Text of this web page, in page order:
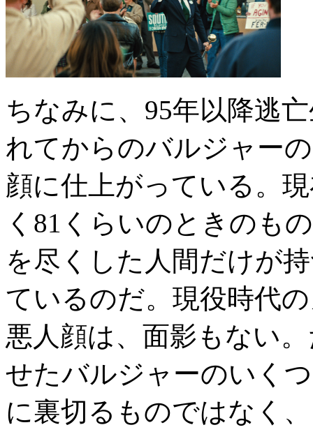
ちなみに、95年以降逃
れてからのバルジャー
顔に仕上がっている。
く81くらいのときのも
を尽くした人間だけが
ているのだ。現役時代
悪人顔は、面影もない
せたバルジャーのいく
に裏切るものではなく